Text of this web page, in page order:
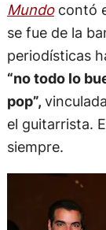
Mundocontó
se fue de la
periodísticas
“no todo lo
pop”,
el guitarrista.
siempre.